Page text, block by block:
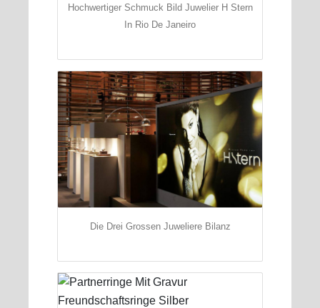
Hochwertiger Schmuck Bild Juwelier H Stern
In Rio De Janeiro
Die Drei Grossen Juweliere Bilanz